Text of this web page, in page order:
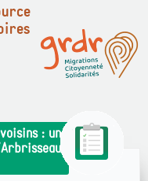
: un